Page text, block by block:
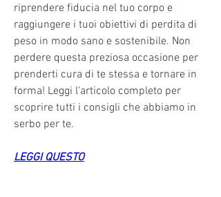
riprendere fiducia nel tuo corpo e
raggiungere i tuoi obiettivi di perdita di
peso in modo sano e sostenibile. Non
perdere questa preziosa occasione per
prenderti cura di te stessa e tornare in
forma! Leggi l'articolo completo per
scoprire tutti i consigli che abbiamo in
serbo per te.
LEGGI QUESTO